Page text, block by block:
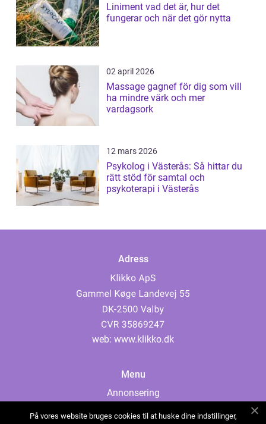
Liniment vad det är, hur det
fungerar och när det gör nytta
02 april 2026
Massage gagnef för dig som vill
ha mindre värk och mer
vardagsork
12 mars 2026
Psykolog i Västerås: Så hittar du
rätt stöd för samtal och
psykoterapi i Västerås
Adress
web: www.klikko.dk
Menu
Annonsering
På vores website bruges cookies til at huske dine indstillinger,